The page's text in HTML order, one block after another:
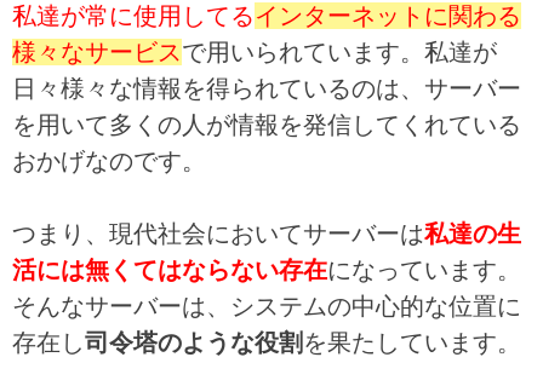
私達が常に使用してるインターネットに関わる
様々なサービスで用いられています。私達が
日々様々な情報を得られているのは、サーバー
を用いて多くの人が情報を発信してくれている
おかげなのです。
つまり、現代社会においてサーバーは私達の生
活には無くてはならない存在になっています。
そんなサーバーは、システムの中心的な位置に
存在し司令塔のような役割 を果たしています。